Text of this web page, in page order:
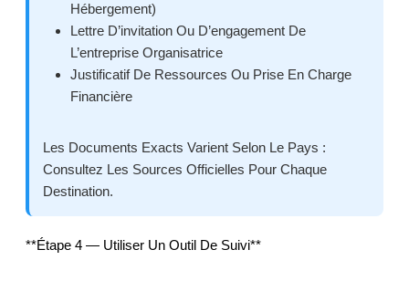
Hébergement)
Lettre D’invitation Ou D’engagement De
L’entreprise Organisatrice
Justificatif De Ressources Ou Prise En Charge
Financière
Les Documents Exacts Varient Selon Le Pays :
Consultez Les Sources Officielles Pour Chaque
Destination.
**Étape 4 — Utiliser Un Outil De Suivi**